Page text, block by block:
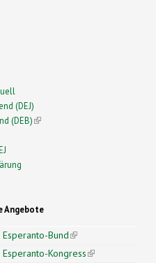
(DEJ)
(DEB)(link is external)
Angebote
Bund(link is
external)
Kongress(link is